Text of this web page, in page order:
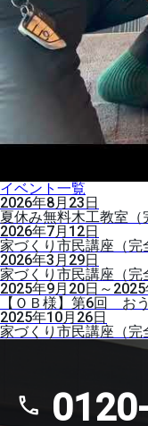
イベント一覧
2026年8月23日
夏休み無料木工教室（
2026年7月12日
家づくり市民講座（完
2026年3月29日
家づくり市民講座（完
2025年9月20日～2025
【ＯＢ様】第6回 お
2025年10月26日
家づくり市民講座（完